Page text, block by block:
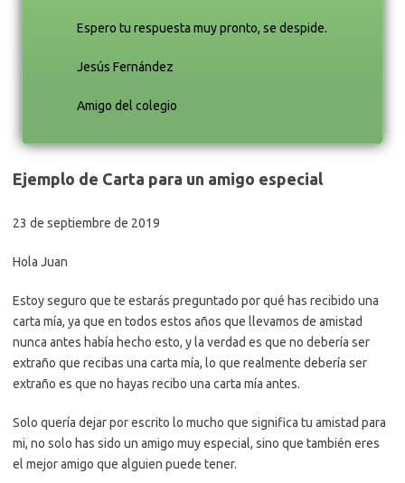
Espero tu respuesta muy pronto, se despide.
Jesús Fernández
Amigo del colegio
Ejemplo de Carta para un amigo especial
23 de septiembre de 2019
Hola Juan
Estoy seguro que te estarás preguntado por qué has recibido una
carta mía, ya que en todos estos años que llevamos de amistad
nunca antes había hecho esto, y la verdad es que no debería ser
extraño que recibas una carta mía, lo que realmente debería ser
extraño es que no hayas recibo una carta mía antes.
Solo quería dejar por escrito lo mucho que significa tu amistad para
mi, no solo has sido un amigo muy especial, sino que también eres
el mejor amigo que alguien puede tener.